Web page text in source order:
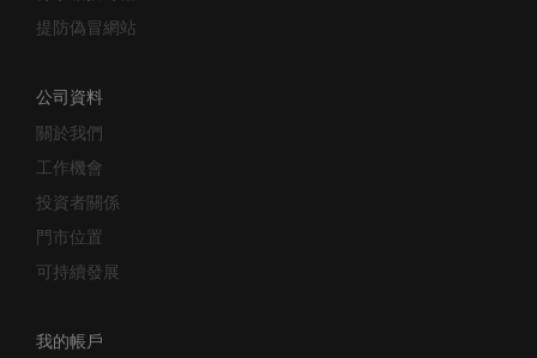
提防偽冒網站
公司資料
關於我們
工作機會
投資者關係
門市位置
可持續發展
我的帳戶